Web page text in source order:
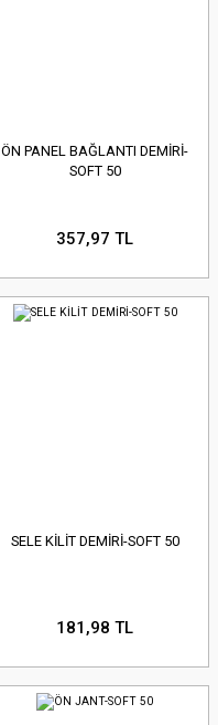
ÖN PANEL BAĞLANTI DEMİRİ-
SOFT 50
357,97 TL
SELE KİLİT DEMİRİ-SOFT 50
181,98 TL